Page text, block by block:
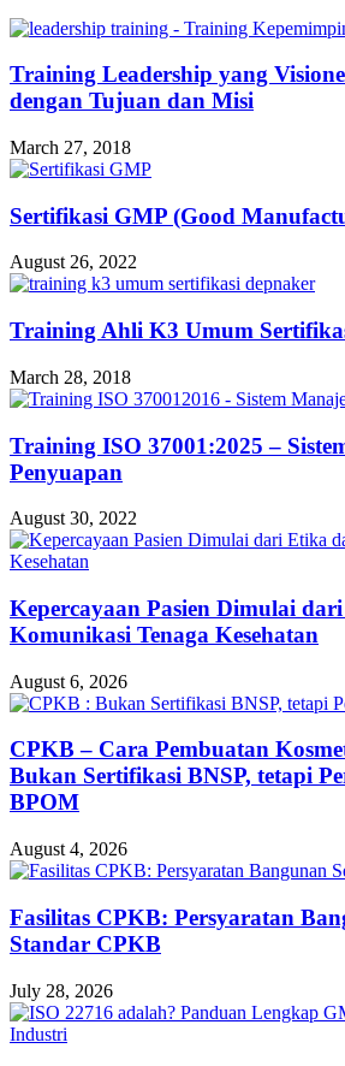
Training Leadership yang
dengan Tujuan dan Misi
March 27, 2018
Sertifikasi GMP (Good
August 26, 2022
Training Ahli K3 Umum
March 28, 2018
Training ISO 37001:2025 –
Penyuapan
August 30, 2022
Kepercayaan Pasien Dimulai
Komunikasi Tenaga Kesehatan
August 6, 2026
CPKB – Cara Pembuatan
Bukan Sertifikasi BNSP, tetapi
BPOM
August 4, 2026
Fasilitas CPKB: Persyaratan
Standar CPKB
July 28, 2026